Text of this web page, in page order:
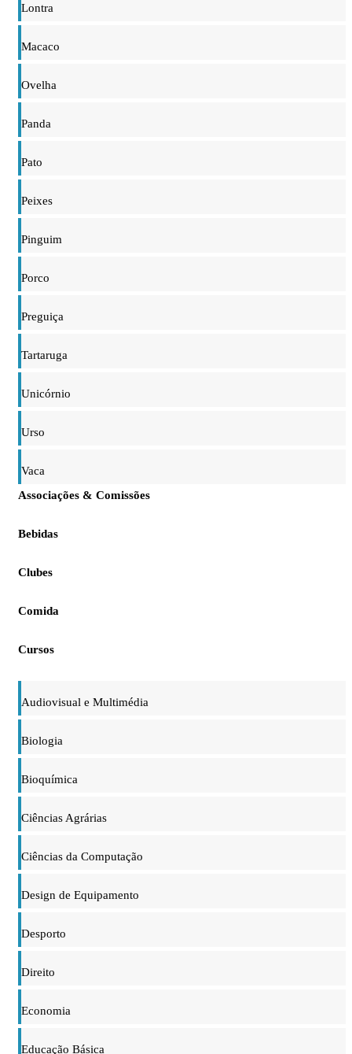
Lontra
Macaco
Ovelha
Panda
Pato
Peixes
Pinguim
Porco
Preguiça
Tartaruga
Unicórnio
Urso
Vaca
Associações & Comissões
Bebidas
Clubes
Comida
Cursos
Audiovisual e Multimédia
Biologia
Bioquímica
Ciências Agrárias
Ciências da Computação
Design de Equipamento
Desporto
Direito
Economia
Educação Básica